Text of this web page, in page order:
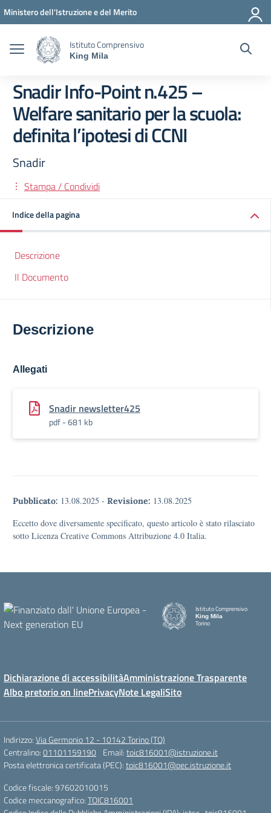
Vai ai contenuti
Vai al menu di navigazione
Vai al footer
Ministero dell'Istruzione e del Merito
Istituto Comprensivo
King Mila
Snadir Info-Point n.425 –
Welfare sanitario per la scuola:
definita l’ipotesi di CCNI
Snadir
Stampa / Condividi
Indice della pagina
Descrizione
Il Documento
Descrizione
Allegati
Snadir newsletter425
pdf - 681 kb
Pubblicato: 13.08.2025 - Revisione: 13.08.2025
Eccetto dove diversamente specificato, questo articolo è stato rilasciato
sotto Licenza Creative Commons Attribuzione 4.0 Italia.
Istituto Comprensivo
King Mila
Torino
Dichiarazione di accessibilitàAmministrazione Trasparente
Albo pretorio on linePrivacyNote LegaliSito
Indirizzo:Via Germonio 12 - 10142 Torino (TO)
Centralino:01101159190 Email:toic816001@istruzione.it
Posta elettronica certificata (PEC):toic816001@pec.istruzione.it
Codice fiscale: 97602010015
Codice meccanografico:TOIC816001